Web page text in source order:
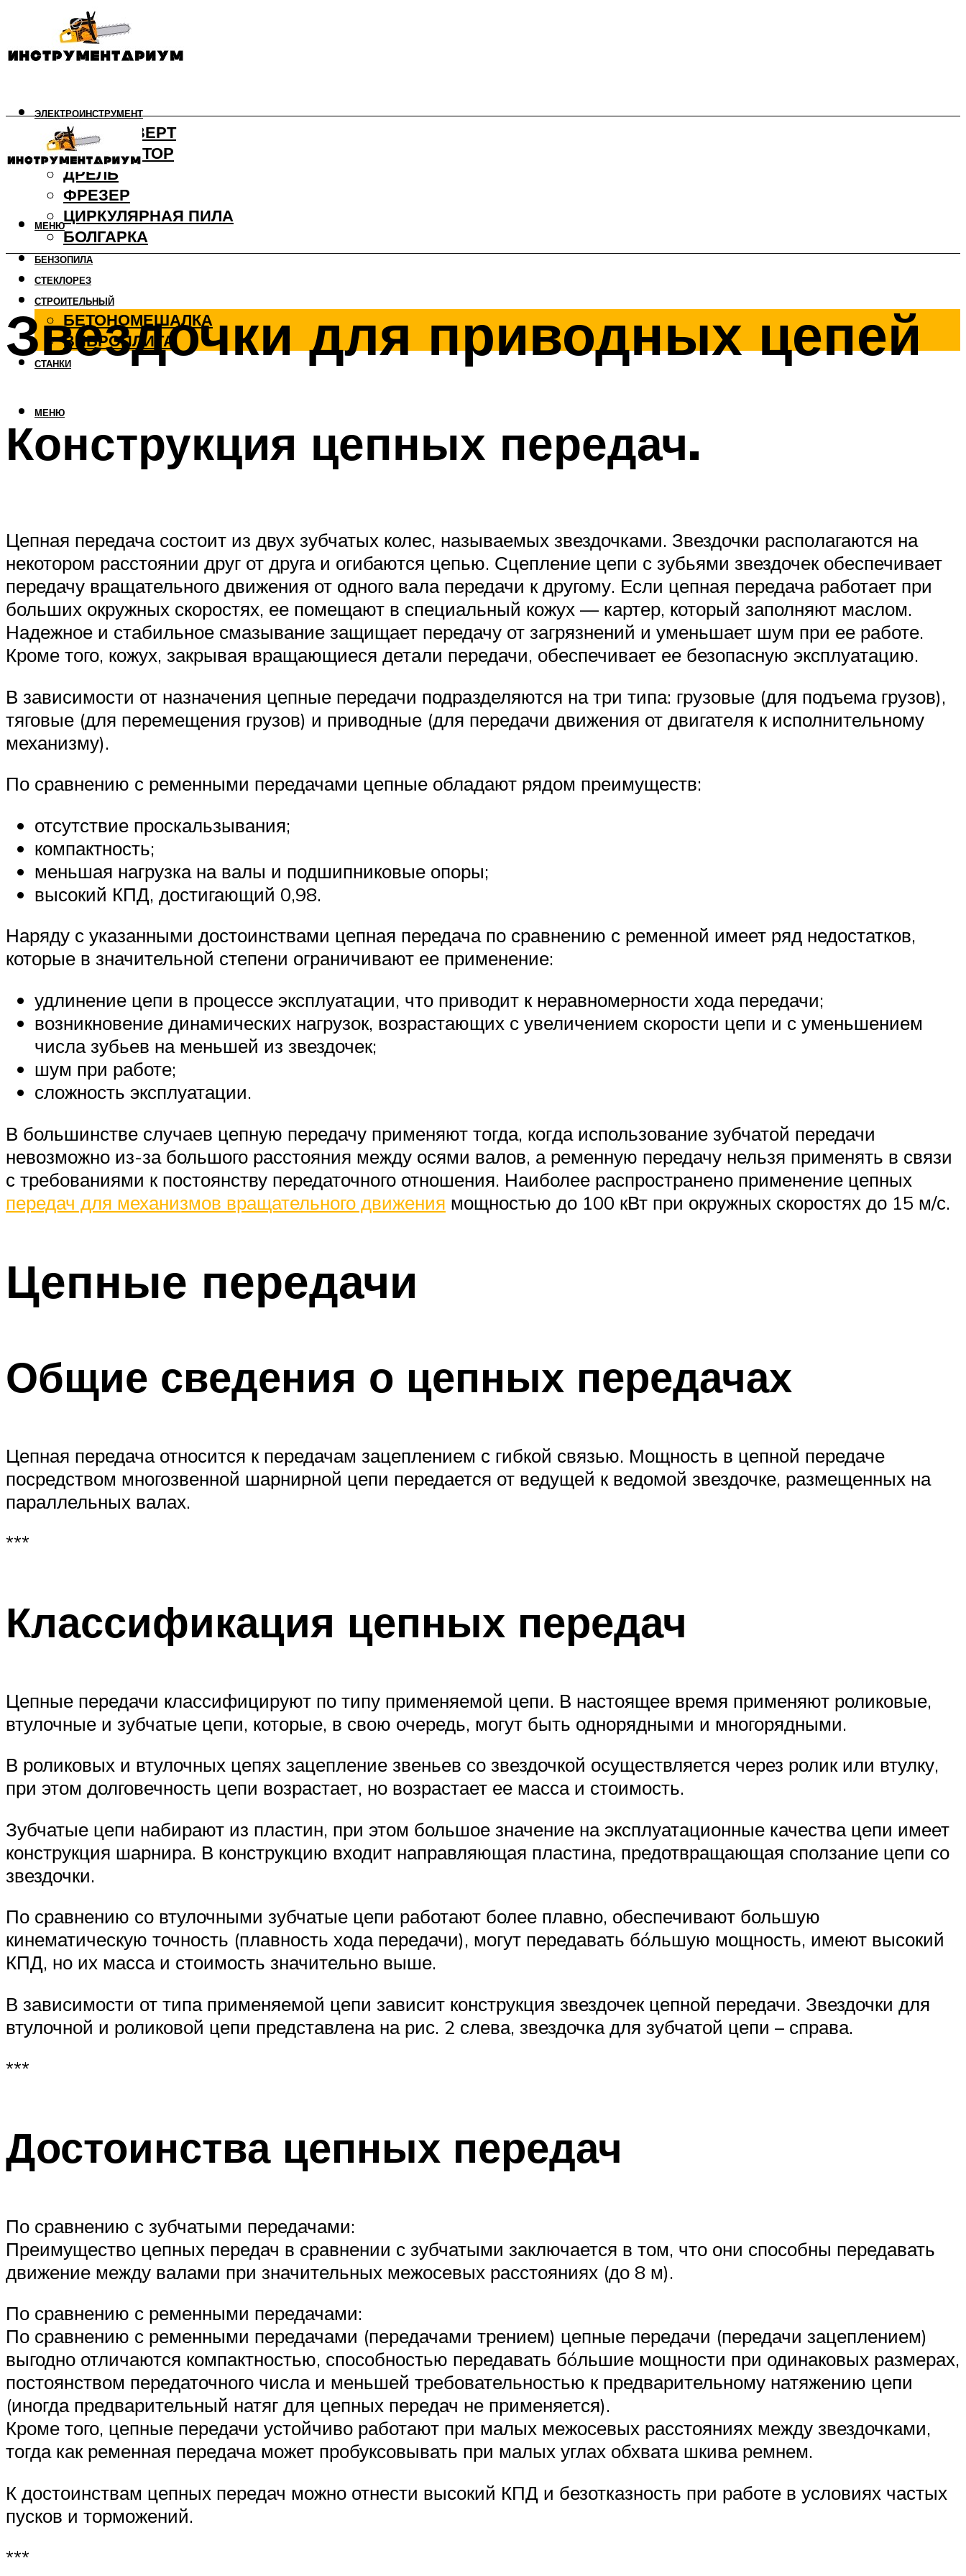
ЭЛЕКТРОИНСТРУМЕНТ
ШУРУПОВЕРТ
ПЕРФОРАТОР
ДРЕЛЬ
ФРЕЗЕР
ЦИРКУЛЯРНАЯ ПИЛА
БОЛГАРКА
БЕНЗОПИЛА
СТЕКЛОРЕЗ
СТРОИТЕЛЬНЫЙ
БЕТОНОМЕШАЛКА
ВИБРОПЛИТА
СТАНКИ
МЕНЮ
МЕНЮ
Звездочки для приводных цепей
Конструкция цепных передач.
Цепная передача состоит из двух зубчатых колес, называемых звездочками. Звездочки распо­лагаются на
некотором расстоянии друг от друга и огибаются цепью. Сцепление цепи с зубьями звездочек обеспечивает
передачу вращательного движения от одного вала передачи к другому. Если цепная передача работает при
больших окружных скоростях, ее помещают в специальный кожух — картер, который заполняют маслом.
Надежное и стабильное смазывание защищает передачу от загрязнений и уменьшает шум при ее работе.
Кроме того, ко­жух, закрывая вращающиеся детали передачи, обеспечивает ее безопасную эксплуатацию.
В зависимости от назначения цепные передачи подразделяют­ся на три типа: грузовые (для подъема грузов),
тяговые (для пере­мещения грузов) и приводные (для передачи движения от двигате­ля к исполнительному
механизму).
По сравнению с ременными передачами цепные обладают ря­дом преимуществ:
отсутствие проскальзывания;
компактность;
меньшая нагрузка на валы и подшипниковые опоры;
высокий КПД, достигающий 0,98.
Наряду с указанными достоинствами цепная передача по срав­нению с ременной имеет ряд недостатков,
которые в значитель­ной степени ограничивают ее применение:
удлинение цепи в процессе эксплуатации, что приводит к неравномерности хода передачи;
возникновение динамических нагрузок, возрастающих с увеличением скорости цепи и с уменьшением
числа зубьев на меньшей из звездочек;
шум при работе;
сложность эксплуатации.
В большинстве случаев цепную передачу применяют тогда, ког­да использование зубчатой передачи
невозможно из-за большого расстояния между осями валов, а ременную передачу нельзя при­менять в связи
с требованиями к постоянству передаточного от­ношения. Наиболее распространено применение цепных
передач для механизмов вращательного движения мощностью до 100 кВт при окружных скоростях до 15 м/с.
Цепные передачи
Общие сведения о цепных передачах
Цепная передача относится к передачам зацеплением с гибкой связью. Мощность в цепной передаче
посредством многозвенной шарнирной цепи передается от ведущей к ведомой звездочке, размещенных на
параллельных валах.
***
Классификация цепных передач
Цепные передачи классифицируют по типу применяемой цепи. В настоящее время применяют роликовые,
втулочные и зубчатые цепи, которые, в свою очередь, могут быть однорядными и многорядными.
В роликовых и втулочных цепях зацепление звеньев со звездочкой осуществляется через ролик или втулку,
при этом долговечность цепи возрастает, но возрастает ее масса и стоимость.
Зубчатые цепи набирают из пластин, при этом большое значение на эксплуатационные качества цепи имеет
конструкция шарнира. В конструкцию входит направляющая пластина, предотвращающая сползание цепи со
звездочки.
По сравнению со втулочными зубчатые цепи работают более плавно, обеспечивают большую
кинематическую точность (плавность хода передачи), могут передавать бóльшую мощность, имеют высокий
КПД, но их масса и стоимость значительно выше.
В зависимости от типа применяемой цепи зависит конструкция звездочек цепной передачи. Звездочки для
втулочной и роликовой цепи представлена на рис. 2 слева, звездочка для зубчатой цепи – справа.
***
Достоинства цепных передач
По сравнению с зубчатыми передачами:
Преимущество цепных передач в сравнении с зубчатыми заключается в том, что они способны передавать
движение между валами при значительных межосевых расстояниях (до 8 м).
По сравнению с ременными передачами:
По сравнению с ременными передачами (передачами трением) цепные передачи (передачи зацеплением)
выгодно отличаются компактностью, способностью передавать бóльшие мощности при одинаковых размерах,
постоянством передаточного числа и меньшей требовательностью к предварительному натяжению цепи
(иногда предварительный натяг для цепных передач не применяется).
Кроме того, цепные передачи устойчиво работают при малых межосевых расстояниях между звездочками,
тогда как ременная передача может пробуксовывать при малых углах обхвата шкива ремнем.
К достоинствам цепных передач можно отнести высокий КПД и безотказность при работе в условиях частых
пусков и торможений.
***